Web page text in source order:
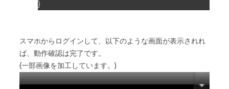
スマホからログインして、以下のような画面が表示されれ
ば、動作確認は完了です。
(一部画像を加工しています。)